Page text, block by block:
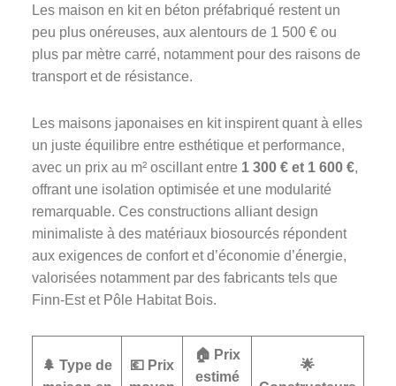
Les maison en kit en béton préfabriqué restent un
peu plus onéreuses, aux alentours de 1 500 € ou
plus par mètre carré, notamment pour des raisons de
transport et de résistance.
Les maisons japonaises en kit inspirent quant à elles
un juste équilibre entre esthétique et performance,
avec un prix au m² oscillant entre 1 300 € et 1 600 €,
offrant une isolation optimisée et une modularité
remarquable. Ces constructions alliant design
minimaliste à des matériaux biosourcés répondent
aux exigences de confort et d’économie d’énergie,
valorisées notamment par des fabricants tels que
Finn-Est et Pôle Habitat Bois.
🌲 Type de
💶 Prix
🏠 Prix
estimé
🌟